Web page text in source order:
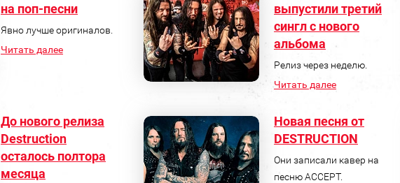
на поп-песни
Явно лучше оригиналов.
Читать далее
выпустили третий
сингл с нового
альбома
Релиз через неделю.
Читать далее
До нового релиза
Destruction
осталось полтора
месяца
Новая песня от
DESTRUCTION
Они записали кавер на
песню ACCEPT.